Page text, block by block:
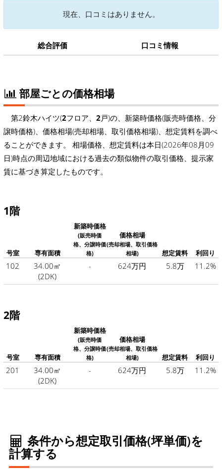
現在、口コミはありません。
総合評価 口コミ情報
部屋ごとの価格相場
第2鈴木ハイツ(2フロア、 2戸)の、新築時価格(販売時価格、分
譲時価格)、価格相場(売却相場、取引価格相場)、想定賃料を調べ
ることができます。 相場価格、想定賃料は本日(2026年08月09
日)時点の周辺地域における過去の類似物件の取引価格、提示家
賃に基づき算定したものです。
1階
号室 専有面積
新築時価格
(販売時価
格、分譲時価
格)
価格相場
(売却相場、取引価格
相場)
想定賃料 利回り
102
34.00㎡
(2DK)
- 624万円 5.8万 11.2%
2階
号室 専有面積
新築時価格
(販売時価
格、分譲時価
格)
価格相場
(売却相場、取引価格
相場)
想定賃料 利回り
201
34.00㎡
(2DK)
- 624万円 5.8万 11.2%
条件から想定取引価格(坪単価)を
計算する